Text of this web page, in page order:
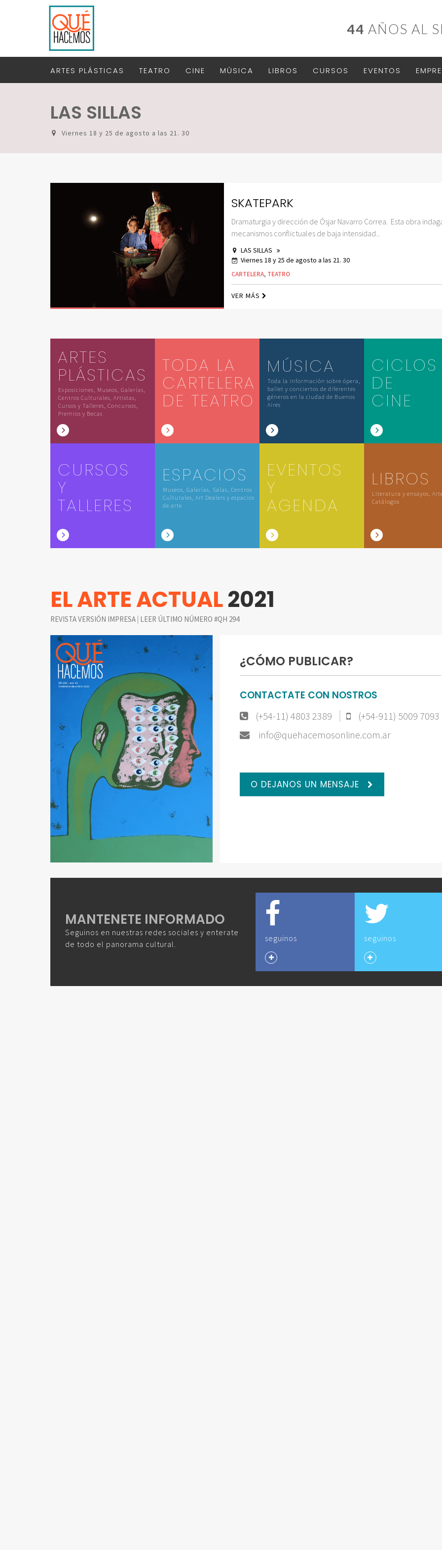
44 AÑOS AL
ARTES PLÁSTICAS TEATRO CINE MÚSICA LIBROS CURSOS EVENTOS
LAS SILLAS
Viernes 18 y 25 de agosto a las 21. 30
SKATEPARK
Dramaturgia y dirección de Ósjar Navarro Correa. Esta obra
mecanismos conflictuales de baja intensidad...
LAS SILLAS
Viernes 18 y 25 de agosto a las 21. 30
CARTELERA, TEATRO
VER MÁS
ARTES
PLÁSTICAS
Exposiciones, Museos, Galerías,
Centros Culturales, Artistas,
Cursos y Talleres, Concursos,
Premios y Becas
TODA LA
CARTELERA
DE TEATRO
MÚSICA
Toda la información sobre ópera,
ballet y conciertos de diferentes
géneros en la ciudad de Buenos
Aires
CICLOS
DE
CINE
CURSOS
Y
TALLERES
ESPACIOS
Museos, Galerías, Salas, Centros
Culturales, Art Dealers y espacios
de arte
EVENTOS
Y
AGENDA
LIBROS
Literatura y ensayos,
Catálogos
EL ARTE ACTUAL2021
REVISTA VERSIÓN IMPRESA | LEER ÚLTIMO NÚMERO #QH 294
¿CÓMO PUBLICAR?
CONTACTATE CON NOSTROS
(+54-11) 4803 2389
(+54-911) 5009 7093
info@quehacemosonline.com.ar
O DEJANOS UN MENSAJE
MANTENETE INFORMADO
Seguinos en nuestras redes sociales y enterate
de todo el panorama cultural.
seguinos seguinos